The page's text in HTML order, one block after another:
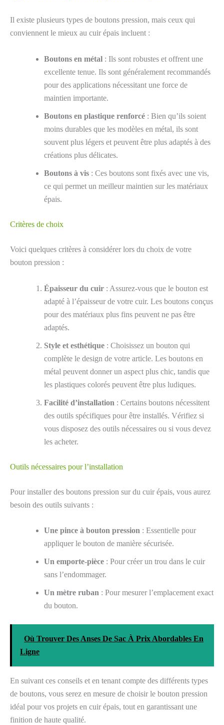
Il existe plusieurs types de boutons pression, mais ceux qui
conviennent le mieux au cuir épais incluent :
Boutons en métal : Ils sont robustes et offrent une
excellente tenue. Ils sont généralement recommandés
pour des applications nécessitant une force de
maintien importante.
Boutons en plastique renforcé : Bien qu’ils soient
moins durables que les modèles en métal, ils sont
souvent plus légers et peuvent être plus adaptés à des
créations plus délicates.
Boutons à vis : Ces boutons sont fixés avec une vis,
ce qui permet un meilleur maintien sur les matériaux
épais.
Critères de choix
Voici quelques critères à considérer lors du choix de votre
bouton pression :
Épaisseur du cuir : Assurez-vous que le bouton est
adapté à l’épaisseur de votre cuir. Les boutons conçus
pour des matériaux plus fins peuvent ne pas être
adaptés.
Style et esthétique : Choisissez un bouton qui
complète le design de votre article. Les boutons en
métal peuvent donner un aspect plus chic, tandis que
les plastiques colorés peuvent être plus ludiques.
Facilité d’installation : Certains boutons nécessitent
des outils spécifiques pour être installés. Vérifiez si
vous disposez des outils nécessaires ou si vous devez
les acheter.
Outils nécessaires pour l’installation
Pour installer des boutons pression sur du cuir épais, vous aurez
besoin des outils suivants :
Une pince à bouton pression : Essentielle pour
appliquer le bouton de manière sécurisée.
Un emporte-pièce : Pour créer un trou dans le cuir
sans l’endommager.
Un mètre ruban : Pour mesurer l’emplacement exact
du bouton.
Où Trouver Des Anses De Sac À Prix Abordables En
Ligne
En suivant ces conseils et en tenant compte des différents types
de boutons, vous serez en mesure de choisir le bouton pression
idéal pour vos projets en cuir épais, tout en garantissant une
finition de haute qualité.